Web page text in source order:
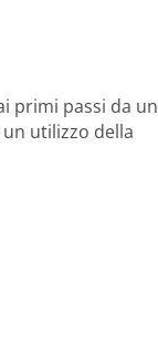
primi passi da un
utilizzo della